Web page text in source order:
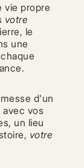
vie propre
votre
le
une
d'un
vos
un lieu
votre